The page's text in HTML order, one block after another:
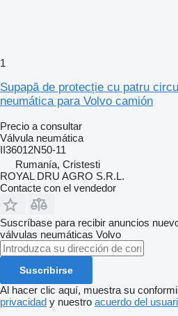
1
Supapă de protecție cu patru
neumática para Volvo camión
Precio a consultar
Válvula neumática
II36012N50-11
Rumanía, Cristesti
ROYAL DRU AGRO S.R.L.
Contacte con el vendedor
Suscríbase para recibir anuncios
válvulas neumáticas Volvo
Suscribirse
Al hacer clic aquí, muestra su
privacidad y nuestro acuerdo del